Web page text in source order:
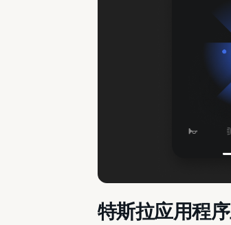
特斯拉应用程